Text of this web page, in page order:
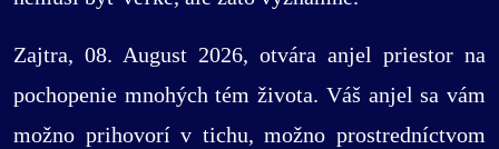
Zajtra, 08. August 2026, otvára anjel priestor na
pochopenie mnohých tém života. Váš anjel sa vám
možno prihovorí v tichu, možno prostredníctvom